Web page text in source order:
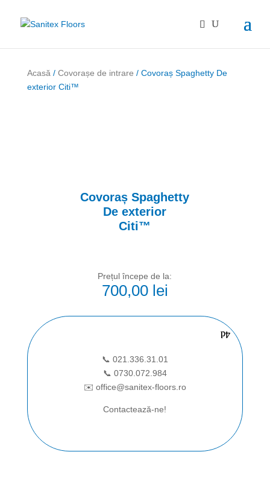
Acasă / Covorașe de intrare / Covoraș Spaghetty De
exterior Citi™
Covoraș Spaghetty
De exterior
Citi™
Prețul începe de la:
700,00 lei
📞 021.336.31.01
📞 0730.072.984
✉️ office@sanitex-floors.ro
Contactează-ne!